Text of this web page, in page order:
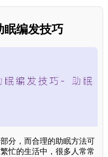
眠编发技巧
分，而合理的助眠方法可
忙的生活中，很多人常常